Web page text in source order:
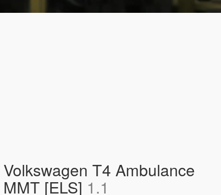
Volkswagen T4 Ambulance
MMT [ELS] 1.1